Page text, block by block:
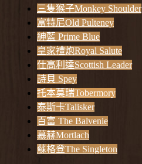
三隻猴子Monkey Shoulder
富特尼Old Pulteney
紳藍 Prime Blue
皇家禮炮Royal Salute
仕高利達Scottish Leader
詩貝 Spey
托本莫瑞Tobermory
泰斯卡Talisker
百富 The Balvenie
慕赫Mortlach
蘇格登The Singleton